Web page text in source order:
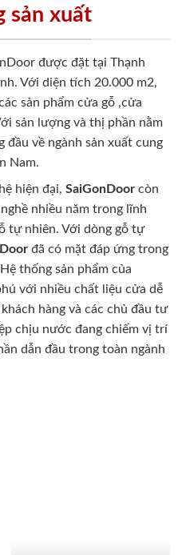
sản xuất
được đặt tại Thạnh
Với diện tích 20.000 m2,
sản phẩm cửa gỗ ,cửa
sản lượng và thị phần nằm
về ngành sản xuất cung
Nam.
hiện đại, SaiGonDoor còn
nhiều năm trong lĩnh
tự nhiên. Với dòng gỗ tự
đã có mặt đáp ứng trong
thống sản phẩm của
với nhiều chất liệu cửa dễ
hàng và các chủ đầu tư
chịu nước đang chiếm vị trí
dẫn đầu trong toàn ngành